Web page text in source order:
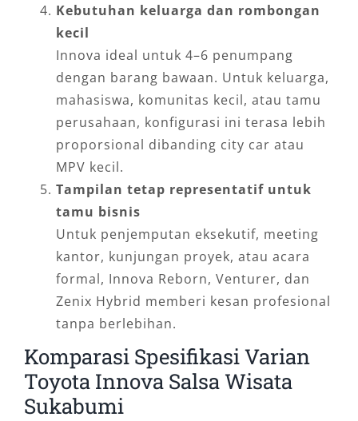
Kebutuhan keluarga dan rombongan
kecil
Innova ideal untuk 4–6 penumpang
dengan barang bawaan. Untuk keluarga,
mahasiswa, komunitas kecil, atau tamu
perusahaan, konfigurasi ini terasa lebih
proporsional dibanding city car atau
MPV kecil.
Tampilan tetap representatif untuk
tamu bisnis
Untuk penjemputan eksekutif, meeting
kantor, kunjungan proyek, atau acara
formal, Innova Reborn, Venturer, dan
Zenix Hybrid memberi kesan profesional
tanpa berlebihan.
Komparasi Spesifikasi Varian
Toyota Innova Salsa Wisata
Sukabumi